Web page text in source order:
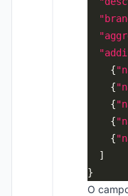
    {
    {
    {
    {
    {
O